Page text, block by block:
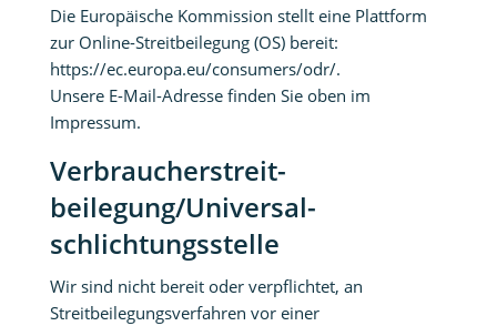
Die Europäische Kommission stellt eine Plattform
zur Online-Streitbeilegung (OS) bereit:
https://ec.europa.eu/consumers/odr/.
Unsere E-Mail-Adresse finden Sie oben im
Impressum.
Verbraucher­streit­
beilegung/Universal­
schlichtungs­stelle
Wir sind nicht bereit oder verpflichtet, an
Streitbeilegungsverfahren vor einer